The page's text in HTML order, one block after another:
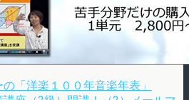
「洋楽１００年音楽年表」